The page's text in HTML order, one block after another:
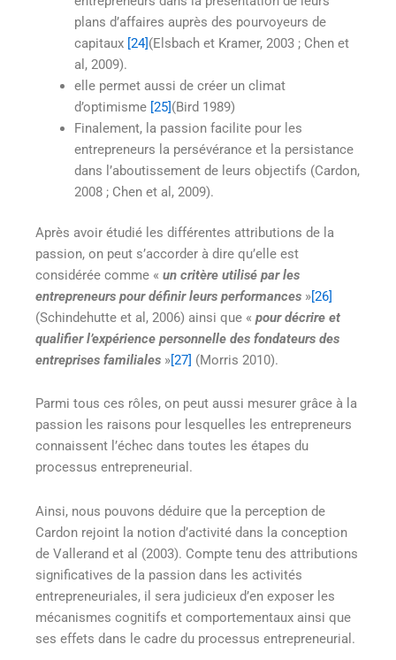
plans d’affaires auprès des pourvoyeurs de
capitaux [24](Elsbach et Kramer, 2003 ; Chen et
al, 2009).
elle permet aussi de créer un climat
d’optimisme [25](Bird 1989)
Finalement, la passion facilite pour les
entrepreneurs la persévérance et la persistance
dans l’aboutissement de leurs objectifs (Cardon,
2008 ; Chen et al, 2009).
Après avoir étudié les différentes attributions de la
passion, on peut s’accorder à dire qu’elle est
considérée comme « un critère utilisé par les
entrepreneurs pour définir leurs performances »[26]
(Schindehutte et al, 2006) ainsi que « pour décrire et
qualifier l’expérience personnelle des fondateurs des
entreprises familiales »[27] (Morris 2010).
Parmi tous ces rôles, on peut aussi mesurer grâce à la
passion les raisons pour lesquelles les entrepreneurs
connaissent l’échec dans toutes les étapes du
processus entrepreneurial.
Ainsi, nous pouvons déduire que la perception de
Cardon rejoint la notion d’activité dans la conception
de Vallerand et al (2003). Compte tenu des attributions
significatives de la passion dans les activités
entrepreneuriales, il sera judicieux d’en exposer les
mécanismes cognitifs et comportementaux ainsi que
ses effets dans le cadre du processus entrepreneurial.